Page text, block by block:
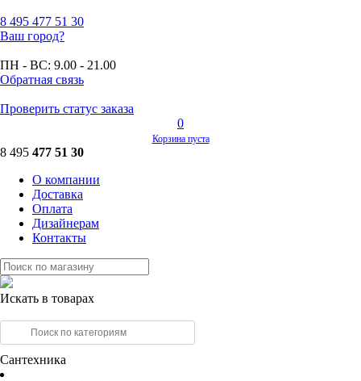
8 495 477 51 30
Ваш город?
ПН - ВС: 9.00 - 21.00
Обратная связь
Проверить статус заказа
0
Корзина пуста
8 495 477 51 30
О компании
Доставка
Оплата
Дизайнерам
Контакты
Искать в товарах
Сантехника